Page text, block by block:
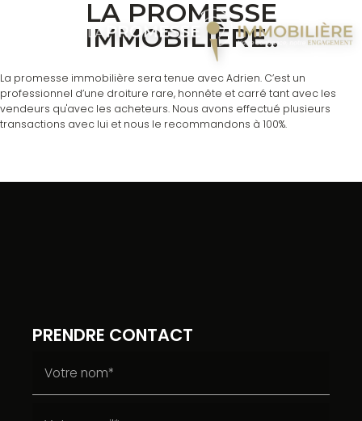
LA PROMESSE
IMMOBILIÈRE..
La promesse immobilière sera tenue avec Adrien. C’est un
professionnel d’une droiture rare, honnête et carré tant avec les
vendeurs qu'avec les acheteurs. Nous avons effectué plusieurs
transactions avec lui et nous le recommandons à 100%.
PRENDRE CONTACT